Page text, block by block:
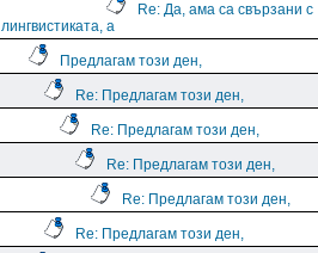
Re: Да, ама са свързани с
лингвистиката, а
Предлагам този ден,
Re: Предлагам този ден,
Re: Предлагам този ден,
Re: Предлагам този ден,
Re: Предлагам този ден,
Re: Предлагам този ден,